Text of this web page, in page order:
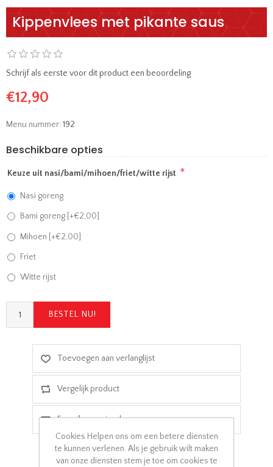
Kippenvlees met pikante saus
Schrijf als eerste voor dit product een beoordeling
€12,90
Menu nummer: 192
Beschikbare opties
Keuze uit nasi/bami/mihoen/friet/witte rijst *
Nasi goreng
Bami goreng [+€2,00]
Mihoen [+€2,00]
Friet
Witte rijst
Cookies Helpen ons om een betere diensten
te kunnen verlenen. Als je gebruik wilt maken
van onze diensten stem je toe om cookies te